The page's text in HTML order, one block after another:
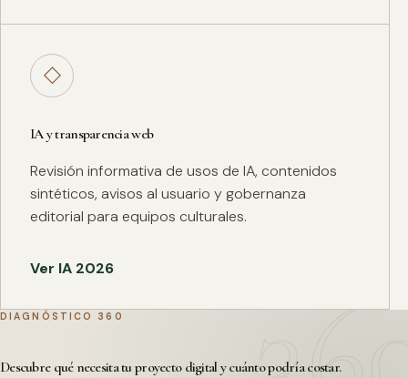
◇
IA y transparencia web
Revisión informativa de usos de IA, contenidos
sintéticos, avisos al usuario y gobernanza
editorial para equipos culturales.
Ver IA 2026
DIAGNÓSTICO 360
Descubre qué necesita tu proyecto digital y cuánto podría costar.